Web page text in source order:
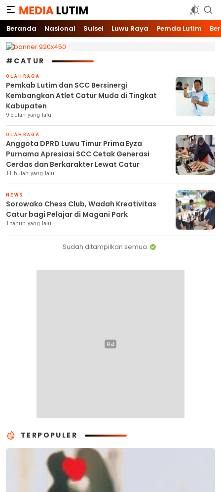
Media Lutim
Info untuk Lutim
Beranda Nasional Sulsel Luwu Raya Pemda Lutim
#CATUR
OLAHRAGA
Pemkab Lutim dan SCC Bersinergi
Kembangkan Atlet Catur Muda di Tingkat
Kabupaten
9 bulan yang lalu
OLAHRAGA
Anggota DPRD Luwu Timur Prima Eyza
Purnama Apresiasi SCC Cetak Generasi
Cerdas dan Berkarakter Lewat Catur
11 bulan yang lalu
NEWS
Sorowako Chess Club, Wadah Kreativitas
Catur bagi Pelajar di Magani Park
1 tahun yang lalu
Sudah ditampilkan semua
TERPOPULER